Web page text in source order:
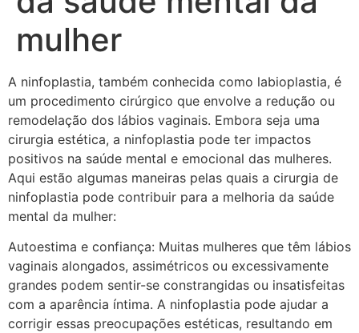
mulher
A ninfoplastia, também conhecida como labioplastia, é
um procedimento cirúrgico que envolve a redução ou
remodelação dos lábios vaginais. Embora seja uma
cirurgia estética, a ninfoplastia pode ter impactos
positivos na saúde mental e emocional das mulheres.
Aqui estão algumas maneiras pelas quais a cirurgia de
ninfoplastia pode contribuir para a melhoria da saúde
mental da mulher:
Autoestima e confiança: Muitas mulheres que têm lábios
vaginais alongados, assimétricos ou excessivamente
grandes podem sentir-se constrangidas ou insatisfeitas
com a aparência íntima. A ninfoplastia pode ajudar a
corrigir essas preocupações estéticas, resultando em